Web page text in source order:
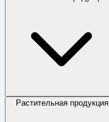
Растительная продукция